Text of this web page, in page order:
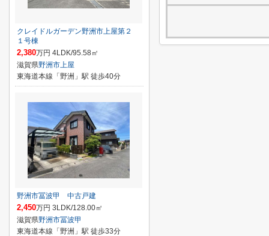
クレイドルガーデン野洲市上屋第２
１号棟
2,380万円 4LDK/95.58㎡
滋賀県野洲市上屋
東海道本線「野洲」駅 徒歩40分
野洲市冨波甲 中古戸建
2,450万円 3LDK/128.00㎡
滋賀県野洲市冨波甲
東海道本線「野洲」駅 徒歩33分